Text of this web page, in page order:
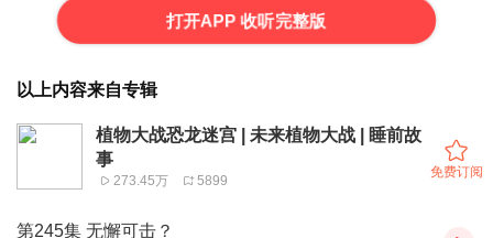
打开APP 收听完整版
以上内容来自专辑
植物大战恐龙迷宫 | 未来植物大战 | 睡前故
事
273.45万 5899
免费订阅
第245集 无懈可击？